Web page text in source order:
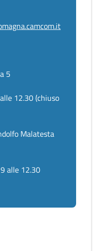
5
12.30 (chiuso
Malatesta
alle 12.30